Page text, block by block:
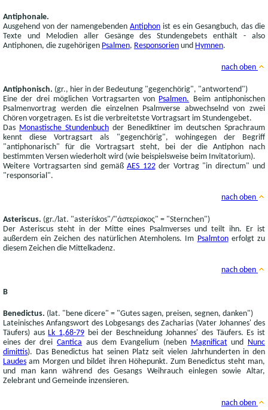
Antiphonale.
Ausgehend von der namengebenden Antiphon ist es ein Gesangbuch, das die
Texte und Melodien aller Gesänge des Stundengebets enthält - also
Antiphonen, die zugehörigen Psalmen, Responsorien und Hymnen.
nach oben
Antiphonisch. (gr., hier in der Bedeutung "gegenchörig", "antwortend")
Eine der drei möglichen Vortragsarten von
Psalmen. Beim antiphonischen
Psalmenvortrag werden die einzelnen Psalmverse abwechselnd von zwei
Chören vorgetragen. Es ist die verbreitetste Vortragsart im Stundengebet.
Das
Monastische Stundenbuch der Benediktiner im deutschen Sprachraum
kennt diese Vortragsart als "gegenchörig", wohingegen der Begriff
"antiphonarisch" für die Vortragsart steht, bei der die Antiphon nach
bestimmten Versen wiederholt wird (wie beispielsweise beim Invitatorium).
Weitere Vortragsarten sind gemäß AES 122der Vortrag "in directum" und
"responsorial".
nach oben
Asteriscus. (gr./lat. "asterískos"/"άστερίσκος" = "Sternchen")
Der Asteriscus steht in der Mitte eines Psalmverses und teilt ihn. Er ist
außerdem ein Zeichen des natürlichen Atemholens. Im
Psalmtonerfolgt zu
diesem Zeichen die Mittelkadenz.
nach oben
B
Benedictus. (lat. "bene dicere" = "Gutes sagen, preisen, segnen, danken")
Lateinisches Anfangswort des Lobgesangs des Zacharias (Vater Johannes' des
Täufers) aus Lk 1,68-79bei der Beschneidung Johannes' des Täufers. Es ist
eines der dreiCantica aus dem Evangelium (neben Magnificatund
Nunc
dimittis). Das Benedictus hat seinen Platz seit vielen Jahrhunderten in den
Laudes am Morgen und bildet ihren Höhepunkt. Zum Benedictus steht man,
und man kann während des Gesangs Weihrauch einlegen sowie Altar,
Zelebrant und Gemeinde inzensieren.
nach oben